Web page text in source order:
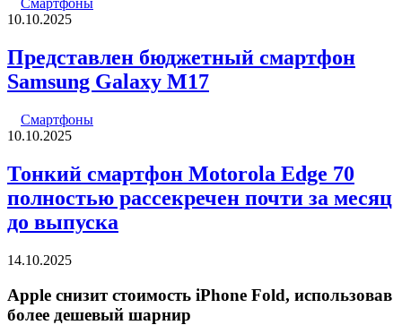
Смартфоны
10.10.2025
Представлен бюджетный смартфон
Samsung Galaxy M17
Смартфоны
10.10.2025
Тонкий смартфон Motorola Edge 70
полностью рассекречен почти за месяц
до выпуска
14.10.2025
Apple снизит стоимость iPhone Fold, использовав
более дешевый шарнир